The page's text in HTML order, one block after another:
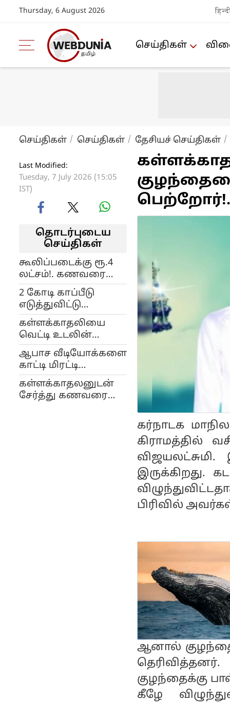
Thursday, 6 August 2026
செய்திகள்
செய்திகள் செய்திகள் தேசியச் செய்திகள்
Last Modified:
Tuesday, 7 July 2026 (15:05
IST)
தொடர்புடைய
செய்திகள்
கூலிப்படைக்கு ரூ.4
லட்சம்!. கணவரை
காலை உடைத்த
மனைவி!..
தாம்பரத்தில்
பரபரப்பு..
2 கோடி காப்பீடு
எடுத்துவிட்டு
கணவனை போட்டு
தள்ளிய மனைவி!..
கள்ளக்காதலியை
வெட்டி உடலின்
பாகங்களை பிரிட்ஜில்
வைத்த கடற்படை
அதிகாரி.. திடீரென
போலீசில் சரண்..!
ஆபாச வீடியோக்களை
காட்டி மிரட்டி
தொல்லை கொடுத்த
காதலர்.. காதலி
செய்த திகில்
கள்ளக்காதலனுடன்
சேர்த்து கணவரை
கர்நாடக
கிராமத்தில்
இருக்கிறது.
பிரிவில்
ஆனால்
தெரிவித்தனர்.
குழந்தைக்கு
கீழே